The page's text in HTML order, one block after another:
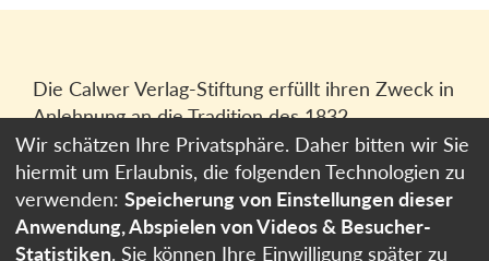
Die Calwer Verlag-Stiftung erfüllt ihren Zweck in
Anlehnung an die Tradition des 1832
gegründeten Calwer Verlagsvereins, der
heutigen Calwer Verlag Bücher und Medien
GmbHin Stuttgart.
Impressum
Wir schätzen Ihre Privatsphäre. Daher bitten wir Sie
hiermit um Erlaubnis, die folgenden Technologien zu
verwenden: Speicherung von Einstellungen dieser
Anwendung, Abspielen von Videos & Besucher-
Statistiken. Sie können Ihre Einwilligung später zu